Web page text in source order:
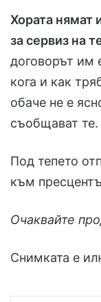
Хората нямат
за сервиз на
договорът им
кога и как
обаче не е
съобщават те.
Под тепето
към
Очаквайте
Снимката е